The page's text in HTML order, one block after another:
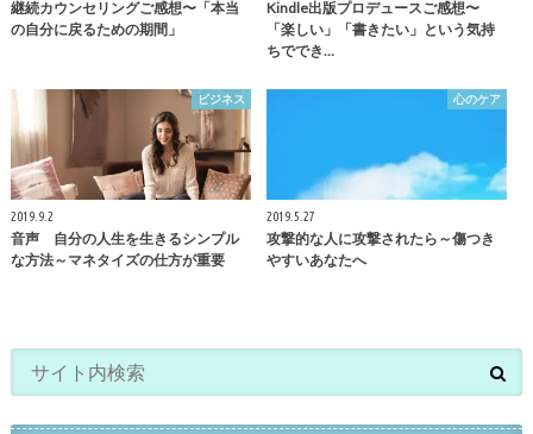
継続カウンセリングご感想〜「本当
の自分に戻るための期間」
Kindle出版プロデュースご感想〜
「楽しい」「書きたい」という気持
ちででき…
ビジネス
2019.9.2
音声 自分の人生を生きるシンプル
な方法～マネタイズの仕方が重要
心のケア
2019.5.27
攻撃的な人に攻撃されたら～傷つき
やすいあなたへ